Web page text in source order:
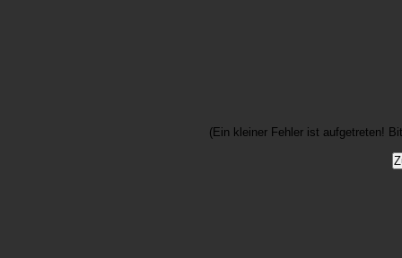
(Ein kleiner Fehler ist aufgetreten!